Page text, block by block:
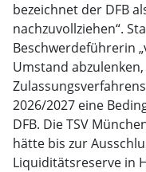
bezeichnet der DFB
nachzuvollziehen“.
Beschwerdeführerin
Umstand
2026/2027 eine
DFB. Die TSV
hätte bis zur
Liquiditätsreserve in